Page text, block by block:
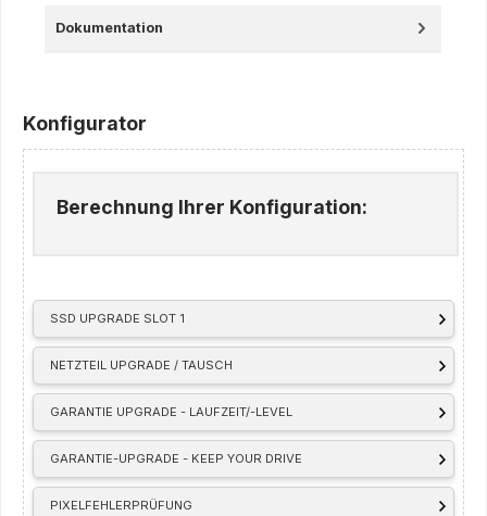
Dokumentation
Konfigurator
SSD UPGRADE SLOT 1
NETZTEIL UPGRADE / TAUSCH
GARANTIE UPGRADE - LAUFZEIT/-LEVEL
GARANTIE-UPGRADE - KEEP YOUR DRIVE
PIXELFEHLERPRÜFUNG
Berechnung Ihrer Konfiguration: